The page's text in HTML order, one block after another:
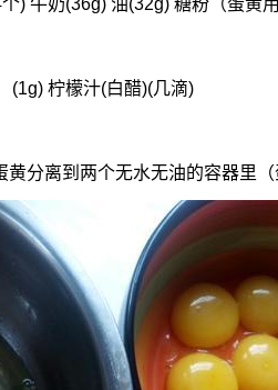
) 牛奶(36g) 油(32g) 糖粉（蛋黄
(1g) 柠檬汁(白醋)(几滴)
黄分离到两个无水无油的容器里（